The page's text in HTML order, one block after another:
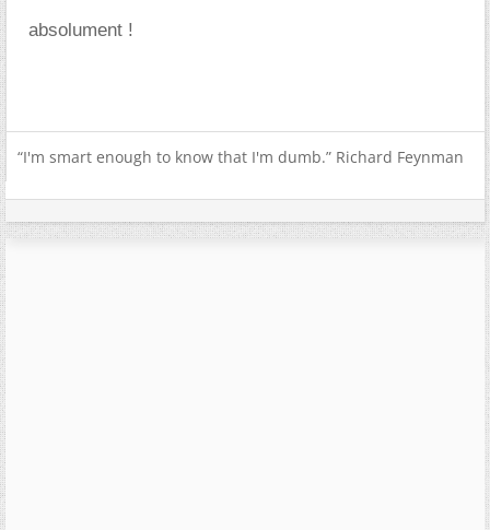
absolument !
“I'm smart enough to know that I'm dumb.” Richard Feynman